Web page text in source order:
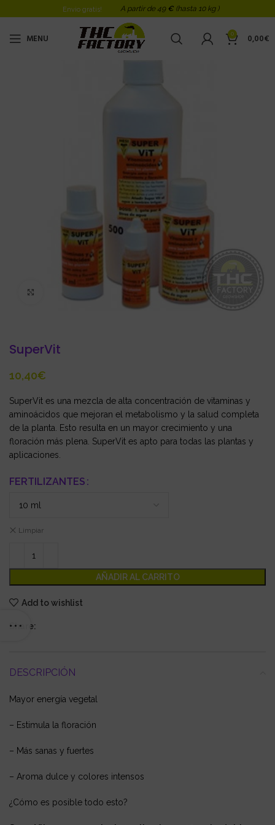
Envio gratis! A partir de 49 € (hasta 10 kg )
MENU 0 0,00€
SuperVit
€
SuperVit es una mezcla de alta concentración de vitaminas y
aminoácidos que mejoran el metabolismo y la salud completa
de la planta. Esto resulta en un mayor crecimiento y una
floración más plena. SuperVit es apto para todas las plantas y
aplicaciones.
FERTILIZANTES
Limpiar
AÑADIR AL CARRITO
Add to wishlist
Share:
DESCRIPCIÓN
Mayor energía vegetal
– Estimula la floración
– Más sanas y fuertes
– Aroma dulce y colores intensos
¿Cómo es posible todo esto?